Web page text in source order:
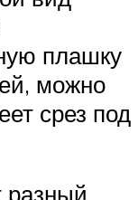
плашку
можно
срез под